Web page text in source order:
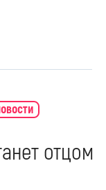
отцом